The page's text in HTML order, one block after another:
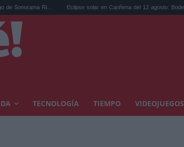
Ri... Eclipse solar en Cariñena del 12 agosto: Bodegas C...
TECNOLOGÍA TIEMPO VIDEOJUEGOS